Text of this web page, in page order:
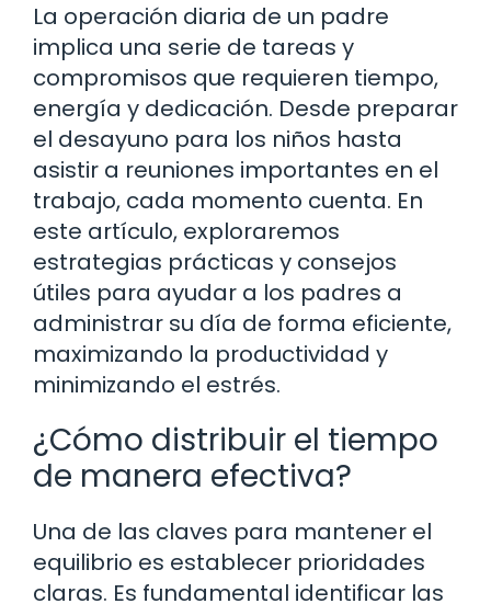
La operación diaria de un padre
implica una serie de tareas y
compromisos que requieren tiempo,
energía y dedicación. Desde preparar
el desayuno para los niños hasta
asistir a reuniones importantes en el
trabajo, cada momento cuenta. En
este artículo, exploraremos
estrategias prácticas y consejos
útiles para ayudar a los padres a
administrar su día de forma eficiente,
maximizando la productividad y
minimizando el estrés.
¿Cómo distribuir el tiempo
de manera efectiva?
Una de las claves para mantener el
equilibrio es establecer prioridades
claras. Es fundamental identificar las